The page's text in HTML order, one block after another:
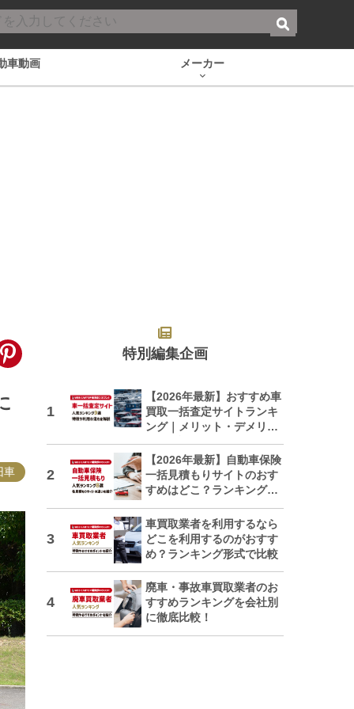
車動画 メーカー
車
特別編集企画
【2026年最新】おすすめ車
買取一括査定サイトランキ
ング｜メリット・デメリッ
トも解説
【2026年最新】自動車保険
一括見積もりサイトのおす
すめはどこ？ランキングで
車買取業者を利用するなら
どこを利用するのがおすす
め？ランキング形式で比較
廃車・事故車買取業者のお
すすめランキングを会社別
に徹底比較！